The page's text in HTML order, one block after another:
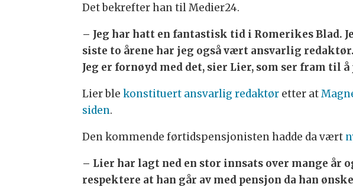
Det bekrefter han til Medier24.
– Jeg har hatt en fantastisk tid i Romerikes Blad.
siste to årene har jeg også vært ansvarlig
Jeg er fornøyd med det, sier Lier, som ser fram til å
Lier blekonstituert ansvarlig redaktør etter at
siden.
Den kommende førtidspensjonisten hadde da vært
– Lier har lagt ned en stor innsats over mange
respektere at han går av med pensjon da han